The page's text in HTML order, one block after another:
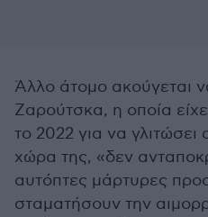
Άλλο άτομο ακούγεται
Ζαρούτσκα, η οποία
το 2022 για να
χώρα της, «δεν
αυτόπτες μάρτυρες
σταματήσουν την